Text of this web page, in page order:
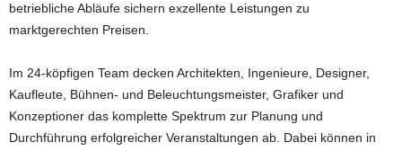
betriebliche Abläufe sichern exzellente Leistungen zu
marktgerechten Preisen.
Im 24-köpfigen Team decken Architekten, Ingenieure, Designer,
Kaufleute, Bühnen- und Beleuchtungsmeister, Grafiker und
Konzeptioner das komplette Spektrum zur Planung und
Durchführung erfolgreicher Veranstaltungen ab. Dabei können in